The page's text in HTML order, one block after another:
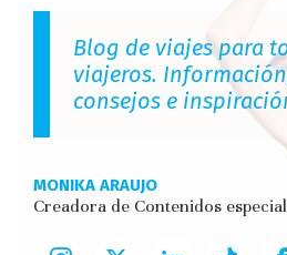
Blog de viajes para
viajeros.
consejos e
MONIKA ARAUJO
Creadora de Contenidos